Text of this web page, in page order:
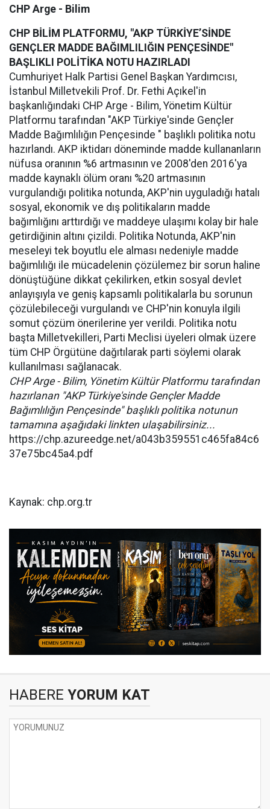
CHP Arge - Bilim
CHP BİLİM PLATFORMU, "AKP TÜRKİYE’SİNDE
GENÇLER MADDE BAĞIMLILIĞIN PENÇESİNDE"
BAŞLIKLI POLİTİKA NOTU HAZIRLADI
Cumhuriyet Halk Partisi Genel Başkan Yardımcısı,
İstanbul Milletvekili Prof. Dr. Fethi Açıkel'in
başkanlığındaki CHP Arge - Bilim, Yönetim Kültür
Platformu tarafından "AKP Türkiye'sinde Gençler
Madde Bağımlılığın Pençesinde " başlıklı politika notu
hazırlandı. AKP iktidarı döneminde madde kullananların
nüfusa oranının %6 artmasının ve 2008'den 2016'ya
madde kaynaklı ölüm oranı %20 artmasının
vurgulandığı politika notunda, AKP'nin uyguladığı hatalı
sosyal, ekonomik ve dış politikaların madde
bağımlığını arttırdığı ve maddeye ulaşımı kolay bir hale
getirdiğinin altını çizildi. Politika Notunda, AKP'nin
meseleyi tek boyutlu ele alması nedeniyle madde
bağımlılığı ile mücadelenin çözülemez bir sorun haline
dönüştüğüne dikkat çekilirken, etkin sosyal devlet
anlayışıyla ve geniş kapsamlı politikalarla bu sorunun
çözülebileceği vurgulandı ve CHP'nin konuyla ilgili
somut çözüm önerilerine yer verildi. Politika notu
başta Milletvekilleri, Parti Meclisi üyeleri olmak üzere
tüm CHP Örgütüne dağıtılarak parti söylemi olarak
kullanılması sağlanacak.
CHP Arge - Bilim, Yönetim Kültür Platformu tarafından
hazırlanan "AKP Türkiye'sinde Gençler Madde
Bağımlılığın Pençesinde" başlıklı politika notunun
tamamına aşağıdaki linkten ulaşabilirsiniz...
https://chp.azureedge.net/a043b359551c465fa84c6
37e75bc45a4.pdf
Kaynak: chp.org.tr
HABERE YORUM KAT